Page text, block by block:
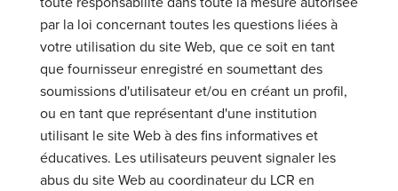
par la loi concernant toutes les questions liées à
votre utilisation du site Web, que ce soit en tant
que fournisseur enregistré en soumettant des
soumissions d'utilisateur et/ou en créant un profil,
ou en tant que représentant d'une institution
utilisant le site Web à des fins informatives et
éducatives. Les utilisateurs peuvent signaler les
abus du site Web au coordinateur du LCR en